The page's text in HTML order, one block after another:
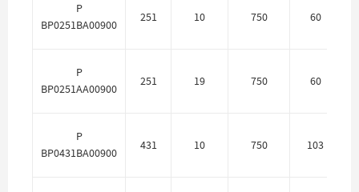
P
BP0251BA00900
251 10 750 60
P
BP0251AA00900
251 19 750 60
P
BP0431BA00900
431 10 750 103